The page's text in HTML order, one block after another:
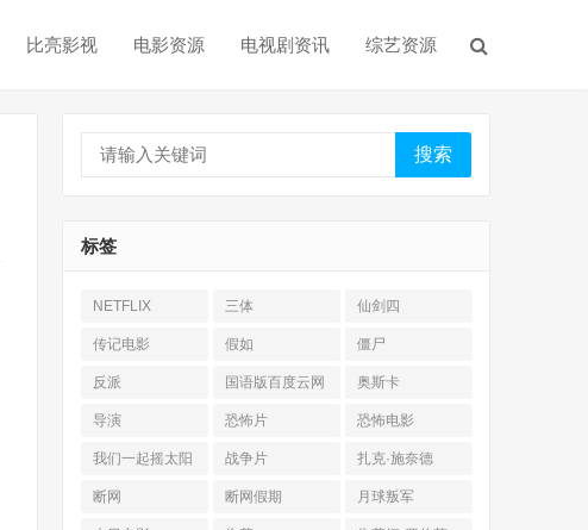
比亮影视 电影资源 电视剧资讯 综艺资源
搜索
标签
NETFLIX 三体 仙剑四
传记电影 假如 僵尸
反派
国语版百度云网
盘
奥斯卡
导演 恐怖片 恐怖电影
我们一起摇太阳 战争片 扎克·施奈德
断网 断网假期 月球叛军